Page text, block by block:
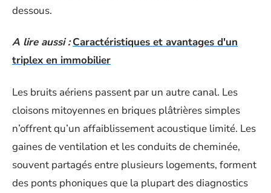
dessous.
A lire aussi : Caractéristiques et avantages d'un
triplex en immobilier
Les bruits aériens passent par un autre canal. Les
cloisons mitoyennes en briques plâtrières simples
n’offrent qu’un affaiblissement acoustique limité. Les
gaines de ventilation et les conduits de cheminée,
souvent partagés entre plusieurs logements, forment
des ponts phoniques que la plupart des diagnostics